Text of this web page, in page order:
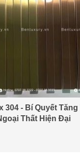
304 - Bí Quyết
Thất Hiện Đại